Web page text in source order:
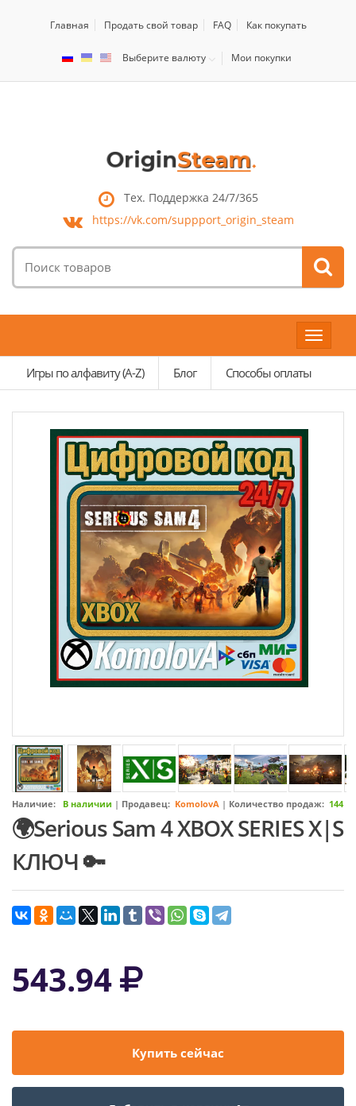
Главная Продать свой товар FAQ Как покупать
Выберите валюту Мои покупки
Тех. Поддержка 24/7/365
https://vk.com/suppport_origin_steam
товаров:
Toggle
Игры по алфавиту (A-Z)
Блог Способы оплаты
Наличие: В наличии | Продавец: KomolovA | Количество продаж: 144
🌍Serious Sam 4 XBOX SERIES X|S
КЛЮЧ 🔑
543.94
Купить сейчас